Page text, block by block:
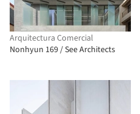
Arquitectura Comercial
Nonhyun 169 / See Architects